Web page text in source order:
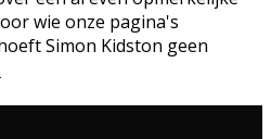
wie onze pagina's
Simon Kidston geen